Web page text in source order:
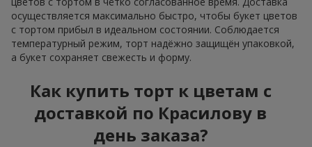
осуществляется максимально быстро, чтобы букет цветов
с тортом прибыл в идеальном состоянии. Соблюдается
температурный режим, торт надёжно защищён упаковкой,
а букет сохраняет свежесть и форму.
Как купить торт к цветам с
доставкой по Красилову в
день заказа?